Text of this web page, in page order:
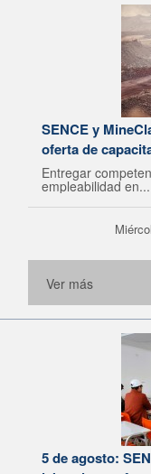
SENCE y
oferta de
Entregar
empleabilidad en...
Ver más
5 de agosto: